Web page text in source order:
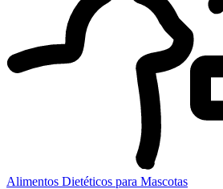
Alimentos Dietéticos para Mascotas